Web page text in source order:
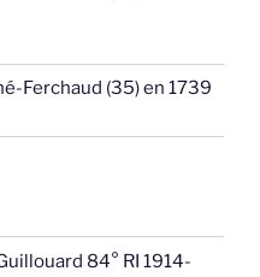
Ferchaud (35) en 1739
84° RI 1914-